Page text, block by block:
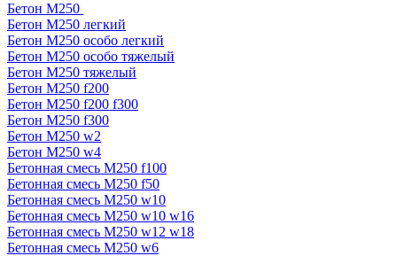
Бетон М250
Бетон М250 легкий
Бетон М250 особо легкий
Бетон М250 особо тяжелый
Бетон М250 тяжелый
Бетон М250 f200
Бетон М250 f200 f300
Бетон М250 f300
Бетон М250 w2
Бетон М250 w4
Бетонная смесь М250 f100
Бетонная смесь М250 f50
Бетонная смесь М250 w10
Бетонная смесь М250 w10 w16
Бетонная смесь М250 w12 w18
Бетонная смесь М250 w6